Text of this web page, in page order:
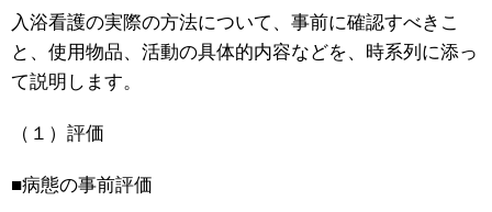
入浴看護の実際の方法について、事前に確認すべきこ
と、使用物品、活動の具体的内容などを、時系列に添っ
て説明します。
（１）評価
■病態の事前評価